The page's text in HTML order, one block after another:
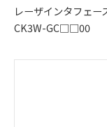
レーザインタフェー
CK3W-GC□□00